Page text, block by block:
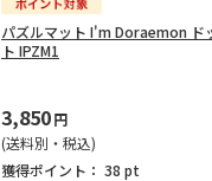
パズルマット I'm Doraemon ド
ト IPZM1
3,850円
(送料別・税込)
獲得ポイント： 38 pt